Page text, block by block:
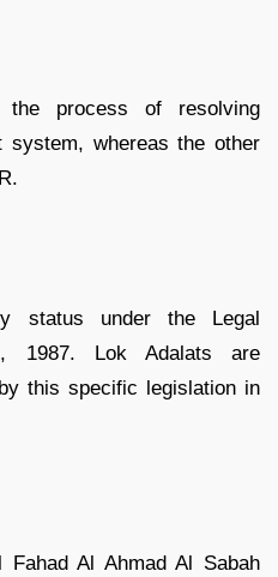
process of resolving
system, whereas the other
status under the Legal
1987. Lok Adalats are
this specific legislation in
Fahad Al Ahmad Al Sabah